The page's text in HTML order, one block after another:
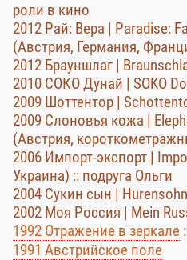
роли в кино
2012 Рай: Вера | Paradise:
(Австрия, Германия,
2012 Брауншлаг |
2010 СОКО Дунай | SOKO
2009 Шоттентор |
2009 Слоновья кожа |
(Австрия,
2006 Импорт-экспорт |
Украина) :: подруга Ольги
2004 Сукин сын |
2002 Моя Россия | Mein
1992 Отражение в зеркале
1991 Австрийское поле